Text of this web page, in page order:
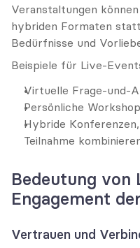
Veranstaltungen
hybriden Formaten
Bedürfnisse und
Beispiele für Live-
Virtuelle Frage-und-
Persönliche
Hybride
Teilnahme
Bedeutung von
Engagement
Vertrauen und